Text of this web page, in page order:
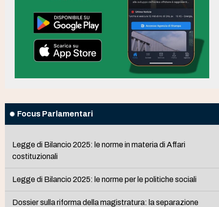
Focus Parlamentari
Legge di Bilancio 2025: le norme in materia di Affari
costituzionali
Legge di Bilancio 2025: le norme per le politiche sociali
Dossier sulla riforma della magistratura: la separazione